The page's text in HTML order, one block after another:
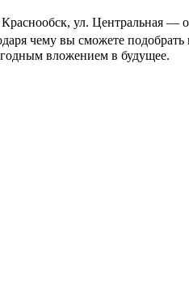
ул. Центральная —
чему вы сможете
вложением в будущее.